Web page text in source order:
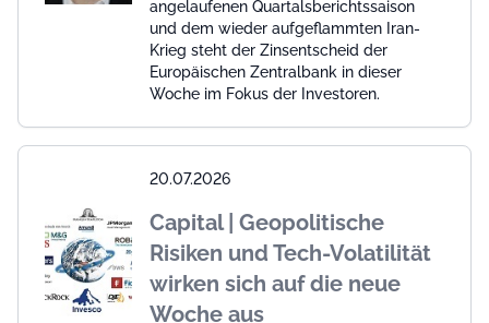
angelaufenen Quartalsberichtssaison
und dem wieder aufgeflammten Iran-
Krieg steht der Zinsentscheid der
Europäischen Zentralbank in dieser
Woche im Fokus der Investoren.
20.07.2026
Capital | Geopolitische
Risiken und Tech-Volatilität
wirken sich auf die neue
Woche aus